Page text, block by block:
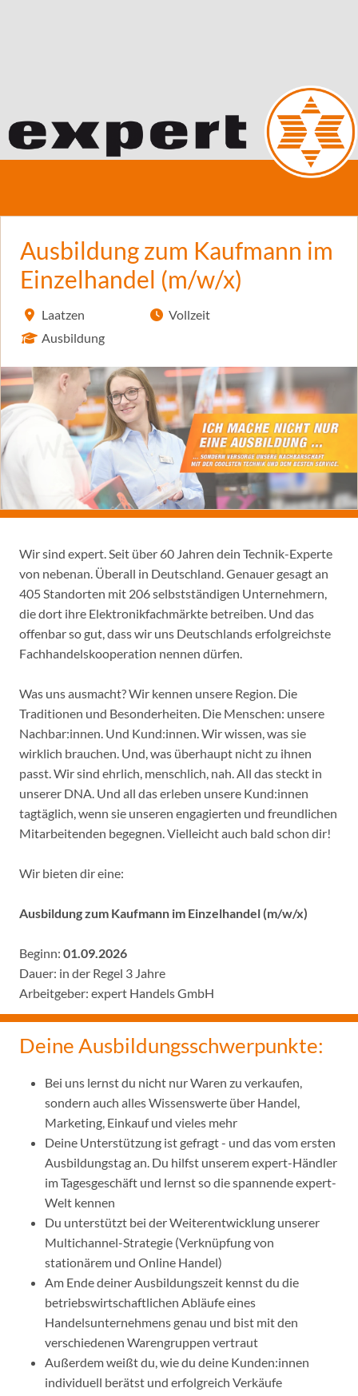
Ausbildung zum Kaufmann im
Einzelhandel (m/w/x)
Laatzen
Ausbildung
Vollzeit
Wir sind expert. Seit über 60 Jahren dein Technik-Experte
von nebenan. Überall in Deutschland. Genauer gesagt an
405 Standorten mit 206 selbstständigen Unternehmern,
die dort ihre Elektronikfachmärkte betreiben. Und das
offenbar so gut, dass wir uns Deutschlands erfolgreichste
Fachhandelskooperation nennen dürfen.
Was uns ausmacht? Wir kennen unsere Region. Die
Traditionen und Besonderheiten. Die Menschen: unsere
Nachbar:innen. Und Kund:innen. Wir wissen, was sie
wirklich brauchen. Und, was überhaupt nicht zu ihnen
passt. Wir sind ehrlich, menschlich, nah. All das steckt in
unserer DNA. Und all das erleben unsere Kund:innen
tagtäglich, wenn sie unseren engagierten und freundlichen
Mitarbeitenden begegnen. Vielleicht auch bald schon dir!
Wir bieten dir eine:
Ausbildung zum Kaufmann im Einzelhandel (m/w/x)
Beginn: 01.09.2026
Dauer: in der Regel 3 Jahre
Arbeitgeber: expert Handels GmbH
Deine Ausbildungsschwerpunkte:
Bei uns lernst du nicht nur Waren zu verkaufen,
sondern auch alles Wissenswerte über Handel,
Marketing, Einkauf und vieles mehr
Deine Unterstützung ist gefragt - und das vom ersten
Ausbildungstag an. Du hilfst unserem expert-Händler
im Tagesgeschäft und lernst so die spannende expert-
Welt kennen
Du unterstützt bei der Weiterentwicklung unserer
Multichannel-Strategie (Verknüpfung von
stationärem und Online Handel)
Am Ende deiner Ausbildungszeit kennst du die
betriebswirtschaftlichen Abläufe eines
Handelsunternehmens genau und bist mit den
verschiedenen Warengruppen vertraut
Außerdem weißt du, wie du deine Kunden:innen
individuell berätst und erfolgreich Verkäufe